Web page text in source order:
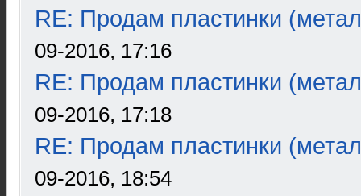
RE: Продам пластинки
09-2016, 17:16
RE: Продам пластинки
09-2016, 17:18
RE: Продам пластинки
09-2016, 18:54